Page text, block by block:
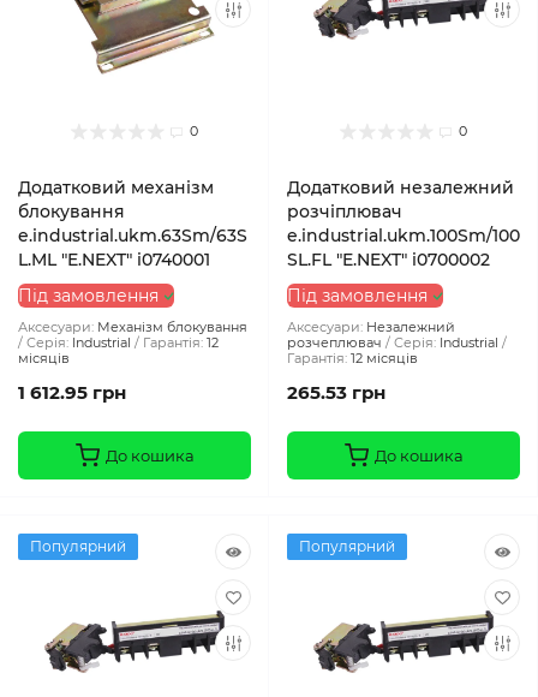
0
Додатковий механізм
блокування
e.industrial.ukm.63Sm/63S
L.ML "E.NEXT" i0740001
Під замовлення
Аксесуари: Механізм блокування
Серія: Industrial Гарантія: 12
місяців
1 612.95 грн
До кошика
0
Додатковий незалежний
розчіплювач
e.industrial.ukm.100Sm/100
SL.FL "E.NEXT" i0700002
Під замовлення
Аксесуари: Незалежний
розчеплювач
Серія: Industrial
Гарантія: 12 місяців
265.53 грн
До кошика
Популярний Популярний